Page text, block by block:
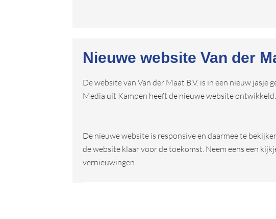
Nieuwe website Van der
De website van Van der Maat B.V. is in een nieuw
Media uit Kampen heeft de nieuwe website ontwikkeld.
De nieuwe website is responsive en daarmee te
de website klaar voor de toekomst. Neem eens een
vernieuwingen.